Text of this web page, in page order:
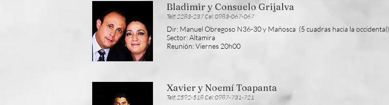
Bladimir y Consuelo Grijalva
Telf: 2283-237 Cel: 0983-067-067
Dir: Manuel Obregoso N36-30 y Mañosca (5 cuadras hacia la occidental)
Sector: Altamira
Reunión: Viernes 20h00
Xavier y Noemí Toapanta
Telf: 2592-518 Cel: 0987-731-721